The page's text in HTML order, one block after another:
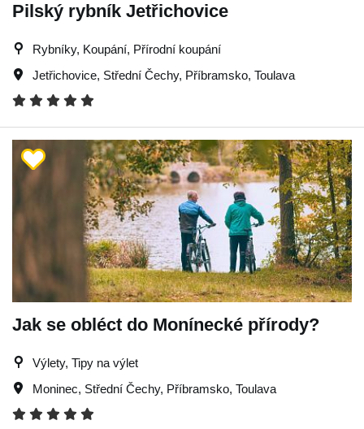
Pilský rybník Jetřichovice
Rybníky, Koupání, Přírodní koupání
Jetřichovice, Střední Čechy, Příbramsko, Toulava
Jak se obléct do Monínecké přírody?
Výlety, Tipy na výlet
Moninec, Střední Čechy, Příbramsko, Toulava